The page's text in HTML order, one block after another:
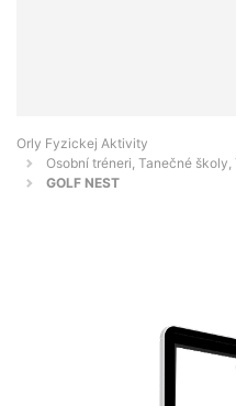
Orly Fyzickej Aktivity
Osobní tréneri, Tanečné
GOLF NEST